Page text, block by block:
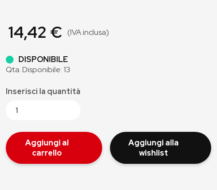
14,42 € (IVA inclusa)
DISPONIBILE
Qta. Disponibile: 13
Inserisci la quantità
Aggiungi al
carrello
Aggiungi alla
wishlist